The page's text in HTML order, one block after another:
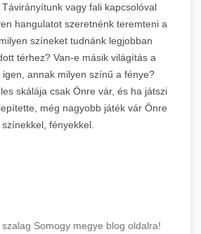
vagy fali kapcsolóval
hangulatot szeretnénk teremteni a
színeket tudnánk legjobban
térhez? Van-e másik világítás a
igen, annak milyen színű a fénye?
skálája csak Önre vár, és ha játszi
még nagyobb játék vár Önre
színekkel, fényekkel.
Somogy megye blog oldalra!